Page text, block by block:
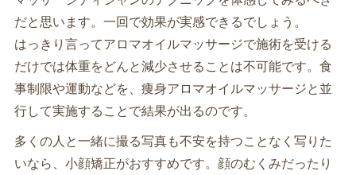
だと思います。一回で効果が実感できるでしょう。
はっきり言ってアロマオイルマッサージで施術を受ける
だけでは体重をどんと減少させることは不可能です。食
事制限や運動などを、痩身アロマオイルマッサージと並
行して実施することで結果が出るのです。
多くの人と一緒に撮る写真も不安を持つことなく写りた
いなら、小顔矯正がおすすめです。顔のむくみだったり